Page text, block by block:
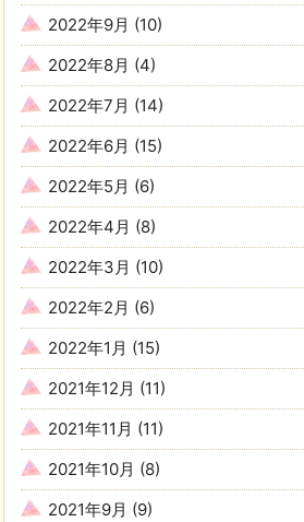
2022年9月 (10)
2022年8月 (4)
2022年7月 (14)
2022年6月 (15)
2022年5月 (6)
2022年4月 (8)
2022年3月 (10)
2022年2月 (6)
2022年1月 (15)
2021年12月 (11)
2021年11月 (11)
2021年10月 (8)
2021年9月 (9)